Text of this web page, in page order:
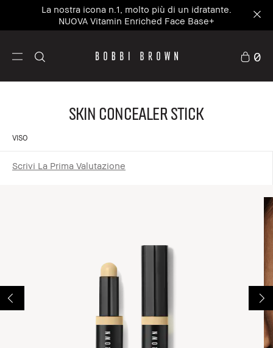
La nostra icona n.1, molto più di un idratante.
NUOVA Vitamin Enriched Face Base+
0
Skin Concealer Stick
VISO
Scrivi La Prima Valutazione